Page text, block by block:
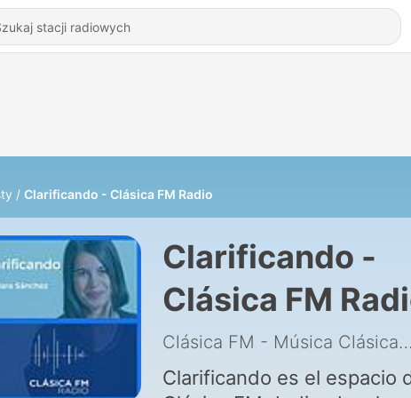
Clarificando - Clásica FM Radio
Clarificando -
Clásica FM
Clásica FM - Música Clásica|
Clarificando es el espacio